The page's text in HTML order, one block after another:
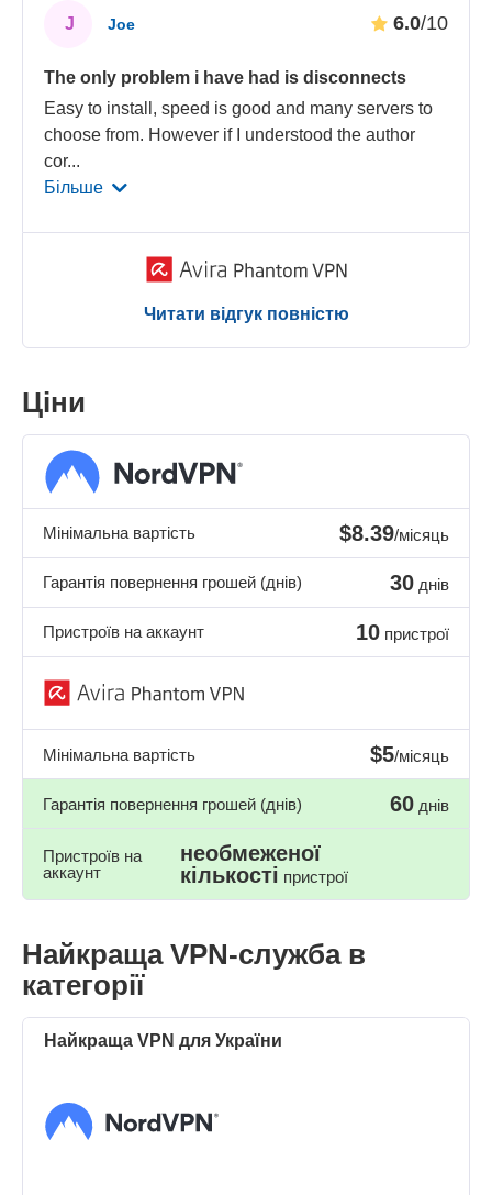
J Joe 6.0/10
The only problem i have had is disconnects
Easy to install, speed is good and many servers to
choose from. However if I understood the author
cor...
Більше
Читати відгук повністю
Ціни
Мінімальна вартість $8.39/місяць
Гарантія повернення грошей (днів) 30 днів
Пристроїв на аккаунт 10 пристрої
Мінімальна вартість $5/місяць
Гарантія повернення грошей (днів) 60 днів
Пристроїв на
аккаунт
необмеженої
кількості пристрої
Найкраща VPN-служба в
категорії
Найкраща VPN для України